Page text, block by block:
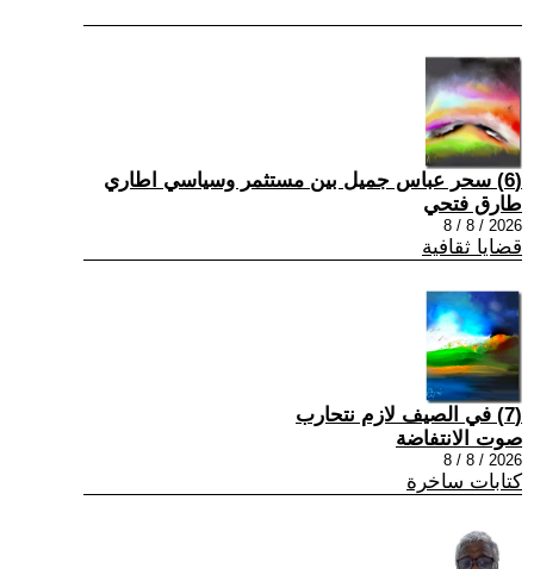
(6) سحر عباس جميل بين مستثمر وسياسي اطاري
طارق فتحي
2026 / 8 / 8
قضايا ثقافية
(7) في الصيف لازم نتحارب
صوت الانتفاضة
2026 / 8 / 8
كتابات ساخرة